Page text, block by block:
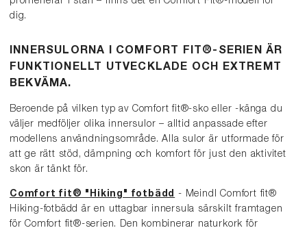
dig.
INNERSULORNA I COMFORT FIT®-SERIEN ÄR
FUNKTIONELLT UTVECKLADE OCH EXTREMT
BEKVÄMA.
Beroende på vilken typ av Comfort fit®-sko eller -känga du
väljer medföljer olika innersulor – alltid anpassade efter
modellens användningsområde. Alla sulor är utformade för
att ge rätt stöd, dämpning och komfort för just den aktivitet
skon är tänkt för.
Comfort fit® "Hiking" fotbädd - Meindl Comfort fit®
Hiking-fotbädd är en uttagbar innersula särskilt framtagen
för Comfort fit®-serien. Den kombinerar naturkork för